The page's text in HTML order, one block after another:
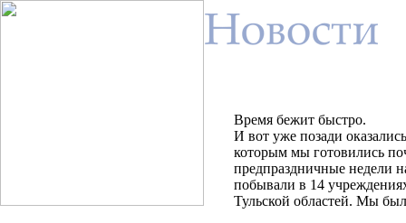
Время бежит быстро.
И вот уже позади
которым мы готовились
предпраздничные недели
побывали в 14
Тульской областей. Мы